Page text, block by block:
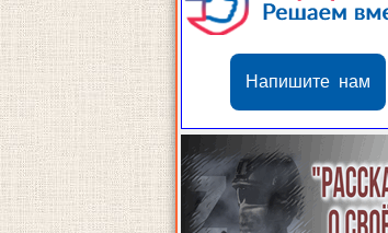
Напишите нам